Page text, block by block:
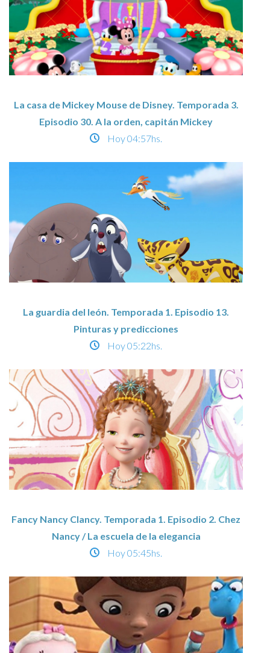
La casa de Mickey Mouse de Disney. Temporada 3.
Episodio 30. A la orden, capitán Mickey
Hoy04:57hs.
La guardia del león. Temporada 1. Episodio 13.
Pinturas y predicciones
Hoy05:22hs.
Fancy Nancy Clancy. Temporada 1. Episodio 2. Chez
Nancy / La escuela de la elegancia
Hoy05:45hs.